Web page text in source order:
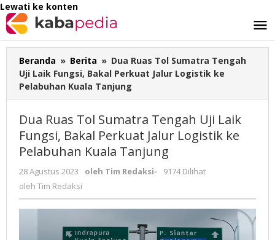
Lewati ke konten
Beranda » Berita » Dua Ruas Tol Sumatra Tengah
Uji Laik Fungsi, Bakal Perkuat Jalur Logistik ke
Pelabuhan Kuala Tanjung
Dua Ruas Tol Sumatra Tengah Uji Laik
Fungsi, Bakal Perkuat Jalur Logistik ke
Pelabuhan Kuala Tanjung
28 Agustus 2023 oleh Tim Redaksi-
9174 Dilihat
oleh Tim Redaksi